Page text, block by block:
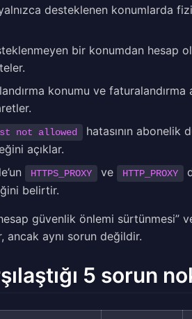
desteklenen konumlarda
bir konumdan hesap
konumu ve faturalandırma
not allowed
hatasının abonelik
açıklar.
HTTPS_PROXY ve HTTP_PROXY
belirtir.
güvenlik önlemi sürtünmesi”
ancak aynı sorun değildir.
5 sorun